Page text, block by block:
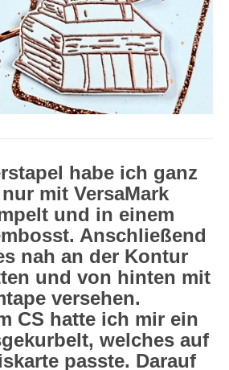
habe ich ganz
mit VersaMark
und in einem
Anschließend
nah an der Kontur
und von hinten mit
versehen.
CS hatte ich mir ein
welches auf
passte. Darauf